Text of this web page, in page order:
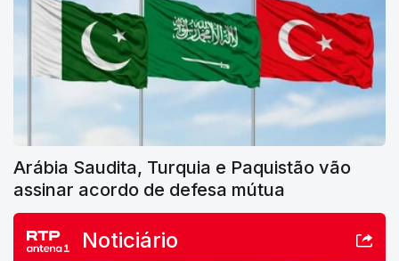
Arábia Saudita, Turquia e Paquistão vão
assinar acordo de defesa mútua
Noticiário